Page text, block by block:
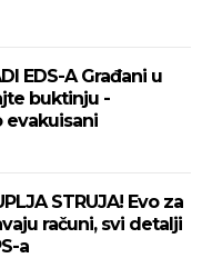
EDS-A Građani u
buktinju -
evakuisani
STRUJA! Evo za
računi, svi detalji
a